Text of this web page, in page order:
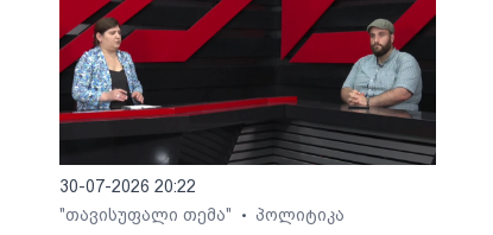
30-07-2026 20:22
"თავისუფალი თემა"
• პოლიტიკა